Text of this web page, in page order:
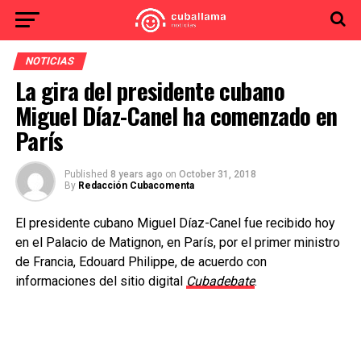
NOTICIAS
La gira del presidente cubano
Miguel Díaz-Canel ha comenzado en
París
Published 8 years ago on October 31, 2018
By Redacción Cubacomenta
El presidente cubano Miguel Díaz-Canel fue recibido hoy
en el Palacio de Matignon, en París, por el primer ministro
de Francia, Edouard Philippe, de acuerdo con
informaciones del sitio digital Cubadebate.